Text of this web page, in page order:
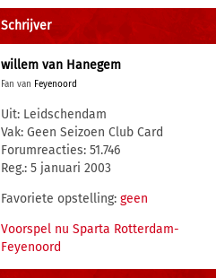
Schrijver
willem van Hanegem
Fan van Feyenoord
Uit: Leidschendam
Vak: Geen Seizoen Club Card
Forumreacties: 51.746
Reg.: 5 januari 2003
Favoriete opstelling: geen
Voorspel nu Sparta Rotterdam-
Feyenoord